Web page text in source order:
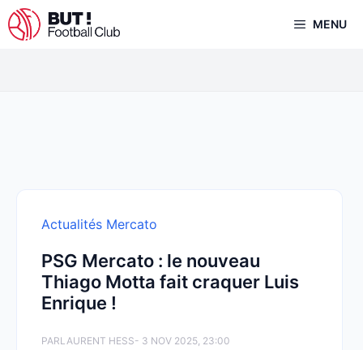
Aller
au
MENU
Actualités Mercato
PSG Mercato : le nouveau
Thiago Motta fait craquer Luis
Enrique !
PARLAURENT HESS- 3 NOV 2025, 23:00